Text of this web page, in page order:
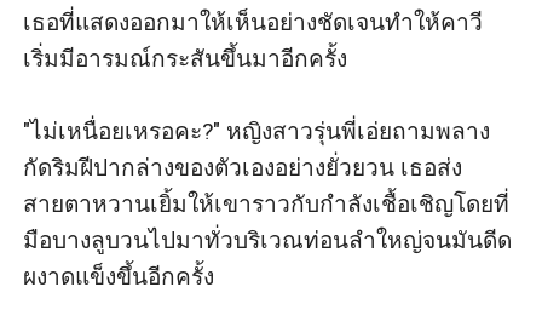
เธอที่แสดงออกมาให้เห็นอย่างชัดเจนทำให้คาวี
เริ่มมีอารมณ์กระสันขึ้นมาอีกครั้ง
"ไม่เหนื่อยเหรอคะ?" หญิงสาวรุ่นพี่เอ่ยถามพลาง
กัดริมฝีปากล่างของตัวเองอย่างยั่วยวน เธอส่ง
สายตาหวานเยิ้มให้เขาราวกับกำลังเชื้อเชิญโดยที่
มือบางลูบวนไปมาทั่วบริเวณท่อนลำใหญ่จนมันดีด
ผงาดแข็งขึ้นอีกครั้ง